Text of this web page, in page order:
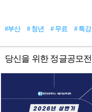
#부산 # 청년 # 무료 # 특강
당신을 위한 정글공모전